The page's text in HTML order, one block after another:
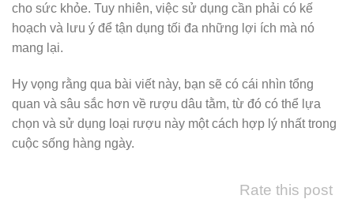
cho sức khỏe. Tuy nhiên, việc sử dụng cần phải có kế
hoạch và lưu ý để tận dụng tối đa những lợi ích mà nó
mang lại.
Hy vọng rằng qua bài viết này, bạn sẽ có cái nhìn tổng
quan và sâu sắc hơn về rượu dâu tằm, từ đó có thể lựa
chọn và sử dụng loại rượu này một cách hợp lý nhất trong
cuộc sống hàng ngày.
Rate this post